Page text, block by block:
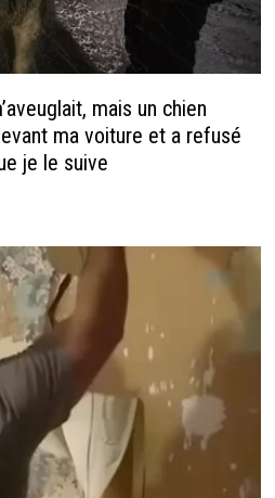
mais un chien
ma voiture et a refusé
je le suive